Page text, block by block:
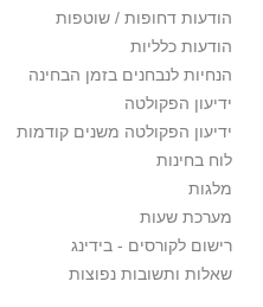
הודעות דחופות / שוטפות
הודעות כלליות
הנחיות לנבחנים בזמן הבחינה
ידיעון הפקולטה
ידיעון הפקולטה משנים קודמות
לוח בחינות
מלגות
מערכת שעות
רישום לקורסים - בידינג
שאלות ותשובות נפוצות